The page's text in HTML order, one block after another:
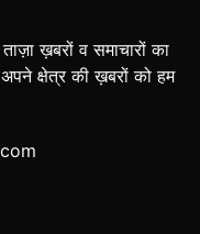
ख़बरों व समाचारों का
क्षेत्र की ख़बरों को हम